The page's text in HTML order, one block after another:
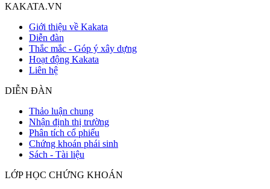
KAKATA.VN
Giới thiệu về Kakata
Diễn đàn
Thắc mắc - Góp ý xây dựng
Hoạt động Kakata
Liên hệ
DIỄN ĐÀN
Thảo luận chung
Nhận định thị trường
Phân tích cổ phiếu
Chứng khoán phái sinh
Sách - Tài liệu
LỚP HỌC CHỨNG KHOÁN